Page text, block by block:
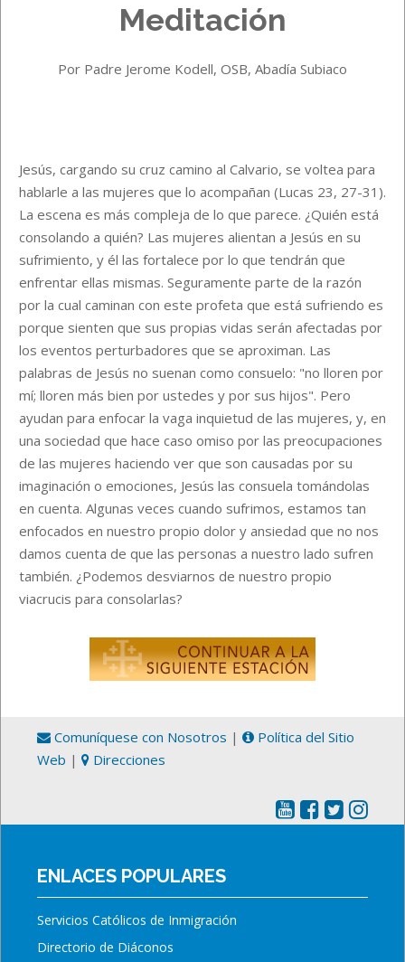
Meditación
Por Padre Jerome Kodell, OSB, Abadía Subiaco
Jesús, cargando su cruz camino al Calvario, se voltea para
hablarle a las mujeres que lo acompañan (Lucas 23, 27-31).
La escena es más compleja de lo que parece. ¿Quién está
consolando a quién? Las mujeres alientan a Jesús en su
sufrimiento, y él las fortalece por lo que tendrán que
enfrentar ellas mismas. Seguramente parte de la razón
por la cual caminan con este profeta que está sufriendo es
porque sienten que sus propias vidas serán afectadas por
los eventos perturbadores que se aproximan. Las
palabras de Jesús no suenan como consuelo: "no lloren por
mí; lloren más bien por ustedes y por sus hijos". Pero
ayudan para enfocar la vaga inquietud de las mujeres, y, en
una sociedad que hace caso omiso por las preocupaciones
de las mujeres haciendo ver que son causadas por su
imaginación o emociones, Jesús las consuela tomándolas
en cuenta. Algunas veces cuando sufrimos, estamos tan
enfocados en nuestro propio dolor y ansiedad que no nos
damos cuenta de que las personas a nuestro lado sufren
también. ¿Podemos desviarnos de nuestro propio
viacrucis para consolarlas?
Comuníquese con Nosotros |
Política del Sitio
Web | Direcciones
ENLACES POPULARES
Servicios Católicos de Inmigración
Directorio de Diáconos